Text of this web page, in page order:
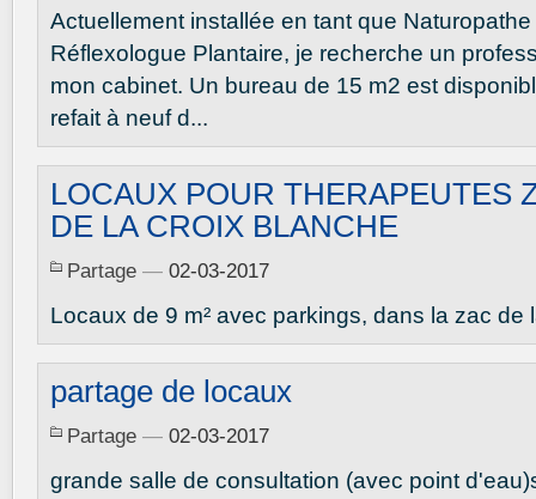
Actuellement installée en tant que Naturopathe
Réflexologue Plantaire, je recherche un
mon cabinet. Un bureau de 15 m2 est
refait à neuf d...
LOCAUX POUR THERAPEUTES
DE LA CROIX BLANCHE
Partage — 02-03-2017
Locaux de 9 m² avec parkings, dans la zac de
partage de locaux
Partage — 02-03-2017
grande salle de consultation (avec point